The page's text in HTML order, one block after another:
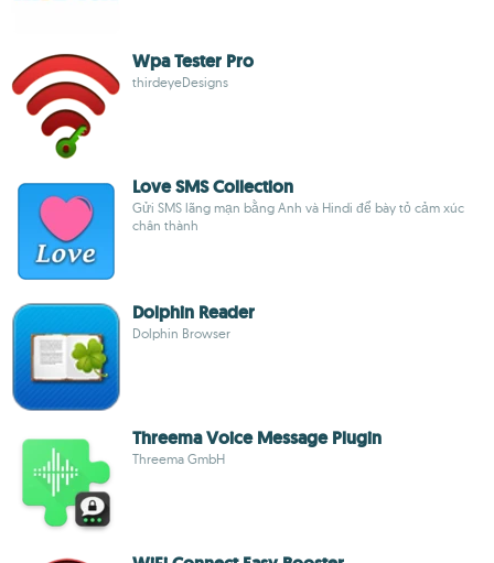
Wpa Tester Pro
thirdeyeDesigns
Love SMS Collection
Gửi SMS lãng mạn bằng Anh và Hindi để bày tỏ cảm xúc
chân thành
Dolphin Reader
Dolphin Browser
Threema Voice Message Plugin
Threema GmbH